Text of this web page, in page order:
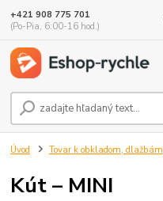
+421 908 775 701
(Po-Pia, 6:00-16 hod.)
Úvod Tovar k obkladom, dlažbám
Kút – MINI